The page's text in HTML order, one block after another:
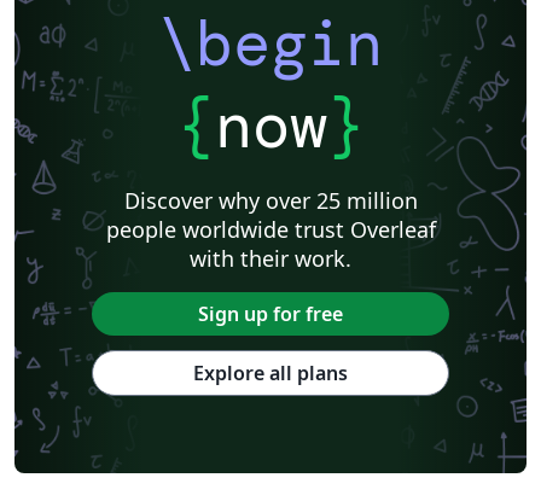
\begin
{now}
Discover why over 25 million
people worldwide trust Overleaf
with their work.
Sign up for free
Explore all plans